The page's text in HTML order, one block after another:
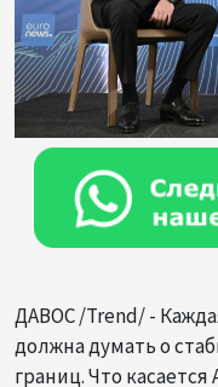
ДАВОС /Trend/ -
должна думать о
границ. Что